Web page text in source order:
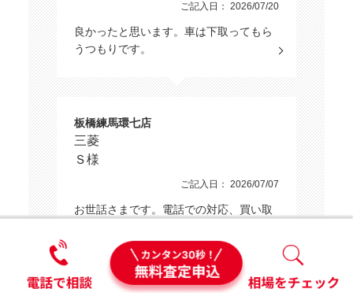
ご記入日： 2026/07/20
良かったと思います。車は下取ってもら
うつもりです。
板橋練馬環七店
三菱
Ｓ様
ご記入日： 2026/07/07
お世話さまです。電話での対応、買い取
ても良い対応をしていただき…